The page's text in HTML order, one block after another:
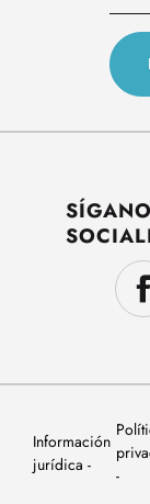
Información
jurídica